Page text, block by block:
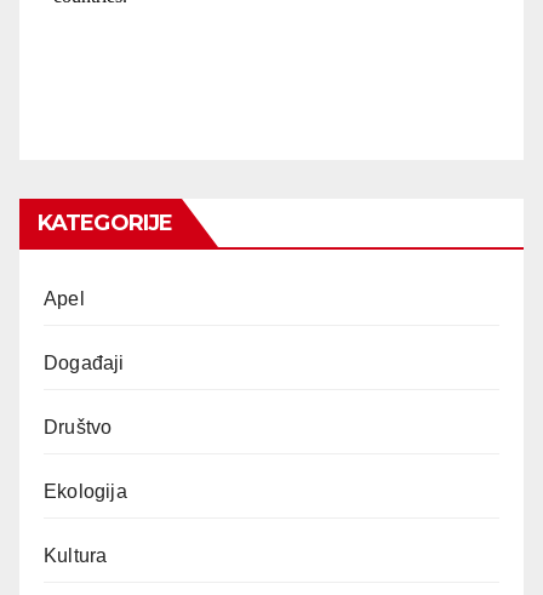
KATEGORIJE
Apel
Događaji
Društvo
Ekologija
Kultura